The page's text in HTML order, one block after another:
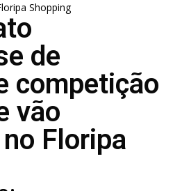
Shopping
de
competição
vão
Floripa